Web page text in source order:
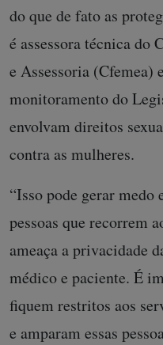
do que de fato as
é assessora técnica do
e Assessoria (Cfemea)
monitoramento do
envolvam direitos
contra as mulheres.
“Isso pode gerar medo
pessoas que recorrem
ameaça a privacidade
médico e paciente. É
fiquem restritos aos
e amparam essas